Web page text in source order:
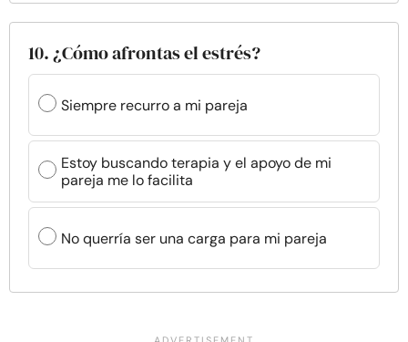
10. ¿Cómo afrontas el estrés?
Siempre recurro a mi pareja
Estoy buscando terapia y el apoyo de mi
pareja me lo facilita
No querría ser una carga para mi pareja